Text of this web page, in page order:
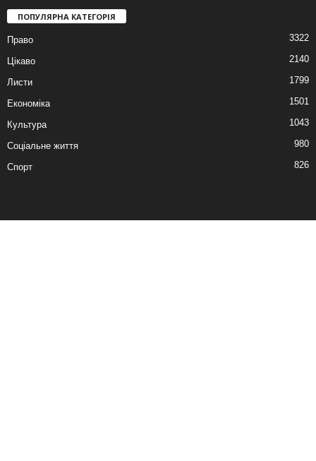
ПОПУЛЯРНА КАТЕГОРІЯ
Право 3322
Цікаво 2140
Листи 1799
Економіка 1501
Культура 1043
Соціальне життя 980
Спорт 826